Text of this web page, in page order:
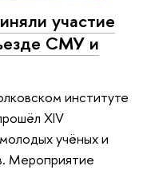
участие
СМУ и
институте
XIV
учёных и
Мероприятие